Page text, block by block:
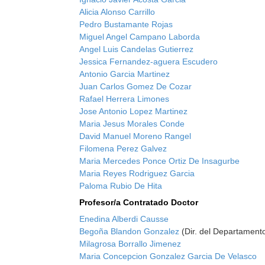
Alicia Alonso Carrillo
Pedro Bustamante Rojas
Miguel Angel Campano Laborda
Angel Luis Candelas Gutierrez
Jessica Fernandez-aguera Escudero
Antonio Garcia Martinez
Juan Carlos Gomez De Cozar
Rafael Herrera Limones
Jose Antonio Lopez Martinez
Maria Jesus Morales Conde
David Manuel Moreno Rangel
Filomena Perez Galvez
Maria Mercedes Ponce Ortiz De Insagurbe
Maria Reyes Rodriguez Garcia
Paloma Rubio De Hita
Profesor/a Contratado Doctor
Enedina Alberdi Causse
Begoña Blandon Gonzalez (Dir. del
Milagrosa Borrallo Jimenez
Maria Concepcion Gonzalez Garcia De Velasco